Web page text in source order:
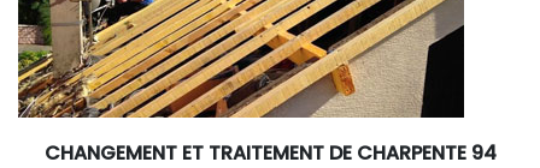
CHANGEMENT ET TRAITEMENT DE CHARPENTE 94